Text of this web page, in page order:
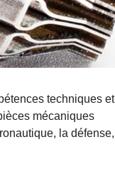
techniques et
mécaniques
la défense,